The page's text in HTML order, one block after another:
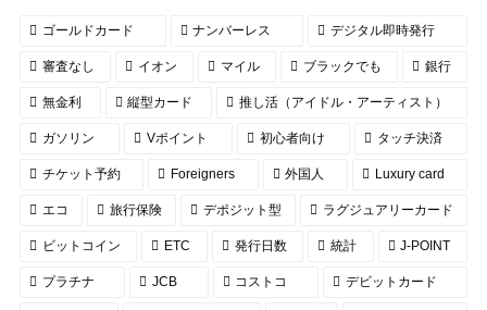
ゴールドカード ナンバーレス デジタル即時発行
審査なし イオン マイル ブラックでも 銀行
無金利 縦型カード 推し活（アイドル・アーティスト）
ガソリン Vポイント 初心者向け タッチ決済
チケット予約 Foreigners 外国人 Luxury card
エコ 旅行保険 デポジット型 ラグジュアリーカード
ビットコイン ETC 発行日数 統計 J-POINT
プラチナ JCB コストコ デビットカード